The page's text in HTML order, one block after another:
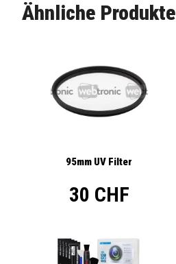
Ähnliche Produkte
95mm UV Filter
30 CHF